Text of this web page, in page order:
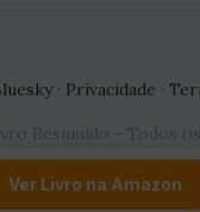
Ver Livro na Amazon
· Privacidade ·
Resumido - Todos
reservados.